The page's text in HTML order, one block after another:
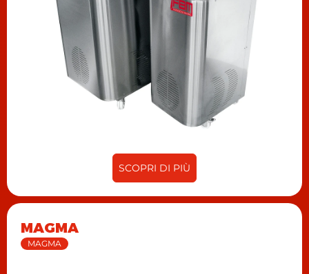
SCOPRI DI PIÙ
MAGMA
MAGMA